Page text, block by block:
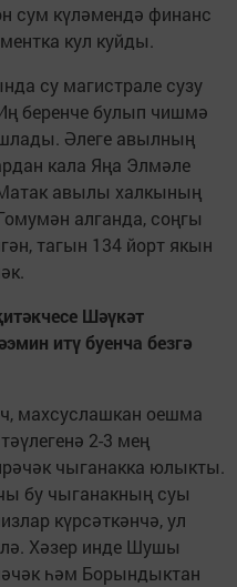
сум күләмендә финанс
кул куйды.
су магистрале сузу
беренче булып чишмә
Әлеге авылның
кала Яңа Элмәле
авылы халкының
алганда, соңгы
тагын 134 йорт якын
Шәүкәт
итү буенча безгә
махсуслашкан оешма
2-3 мең
чыганакка юлыкты.
бу чыганакның суы
күрсәткәнчә, ул
Хәзер инде Шушы
һәм Борындыктан